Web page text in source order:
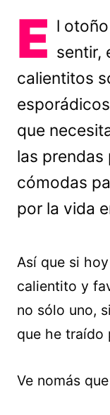
E l
sentir,
calientitos
que
las prendas
cómodas
por la vida
Así que si
calientito y
no sólo uno,
que he traído
Ve nomás